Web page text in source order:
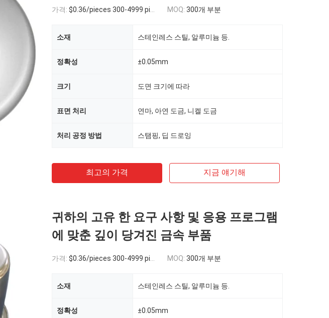
가격: $0.36/pieces 300-4999 pieces MOQ: 300개 부분
소재 스테인레스 스틸, 알루미늄 등.
정확성 ±0.05mm
크기 도면 크기에 따라
표면 처리 연마, 아연 도금, 니켈 도금
처리 공정 방법 스탬핑, 딥 드로잉
최고의 가격 지금 얘기해
귀하의 고유 한 요구 사항 및 응용 프로그램
에 맞춘 깊이 당겨진 금속 부품
가격: $0.36/pieces 300-4999 pieces MOQ: 300개 부분
소재 스테인레스 스틸, 알루미늄 등.
정확성 ±0.05mm